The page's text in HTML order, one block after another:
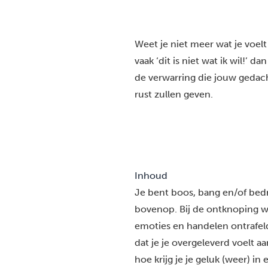
Weet je niet meer wat je
vaak ‘dit is niet wat ik wil!’
de verwarring die jouw
rust zullen geven.
Inhoud
Je bent boos, bang en/of
bovenop. Bij de ontknoping
emoties en handelen
dat je je overgeleverd voelt
hoe krijg je je geluk (weer) in